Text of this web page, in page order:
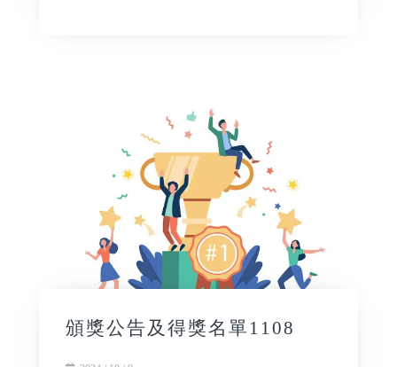
頒獎公告及得獎名單1108